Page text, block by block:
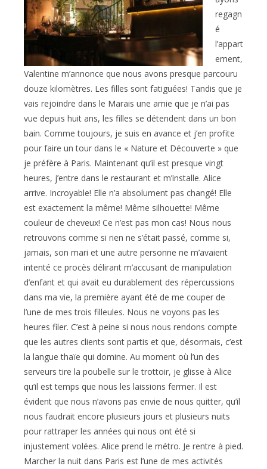
regagn
é
l’appart
ement,
Valentine m’annonce que nous avons presque parcouru
douze kilomètres. Les filles sont fatiguées! Tandis que je
vais rejoindre dans le Marais une amie que je n’ai pas
vue depuis huit ans, les filles se détendent dans un bon
bain. Comme toujours, je suis en avance et j’en profite
pour faire un tour dans le « Nature et Découverte » que
je préfère à Paris. Maintenant qu’il est presque vingt
heures, j’entre dans le restaurant et m’installe. Alice
arrive. Incroyable! Elle n’a absolument pas changé! Elle
est exactement la même! Même silhouette! Même
couleur de cheveux! Ce n’est pas mon cas! Nous nous
retrouvons comme si rien ne s’était passé, comme si,
jamais, son mari et une autre personne ne m’avaient
intenté ce procès délirant m’accusant de manipulation
d’enfant et qui avait eu durablement des répercussions
dans ma vie, la première ayant été de me couper de
l’une de mes trois filleules. Nous ne voyons pas les
heures filer. C’est à peine si nous nous rendons compte
que les autres clients sont partis et que, désormais, c’est
la langue thaïe qui domine. Au moment où l’un des
serveurs tire la poubelle sur le trottoir, je glisse à Alice
qu’il est temps que nous les laissions fermer. Il est
évident que nous n’avons pas envie de nous quitter, qu’il
nous faudrait encore plusieurs jours et plusieurs nuits
pour rattraper les années qui nous ont été si
injustement volées. Alice prend le métro. Je rentre à pied.
Marcher la nuit dans Paris est l’une de mes activités